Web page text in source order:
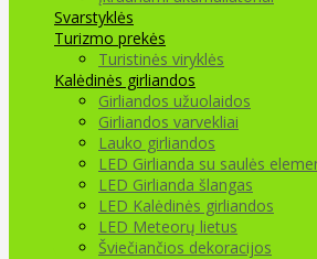
Svarstyklės
Turizmo prekės
Turistinės viryklės
Kalėdinės girliandos
Girliandos užuolaidos
Girliandos varvekliai
Lauko girliandos
LED Girlianda su saulės
LED Girlianda šlangas
LED Kalėdinės girliandos
LED Meteorų lietus
Šviečiančios dekoracijos